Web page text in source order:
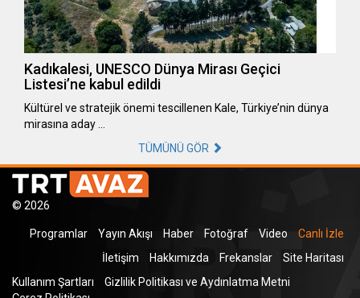
Kadıkalesi, UNESCO Dünya Mirası Geçici
Listesi’ne kabul edildi
Kültürel ve stratejik önemi tescillenen Kale, Türkiye’nin dünya
mirasına aday …
TÜMÜNÜ GÖR
© 2026
Programlar Yayın Akışı Haber Fotoğraf Video
Canlı İzle
İletişim
Hakkımızda Frekanslar
Site Haritası
Kullanım Şartları
Gizlilik Politikası ve Aydınlatma Metni